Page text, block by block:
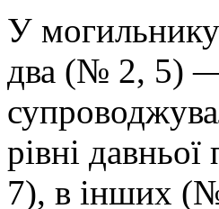
У
два (№ 2, 5) —
рівні
7), в інших